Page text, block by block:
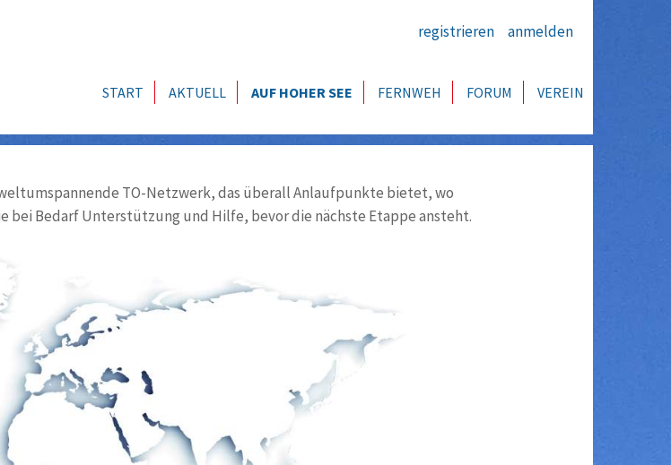
registrieren anmelden
START AKTUELL AUF HOHER SEE FERNWEH FORUM VEREIN
TO-Netzwerk, das überall Anlaufpunkte bietet, wo
bei Bedarf Unterstützung und Hilfe, bevor die nächste Etappe ansteht.